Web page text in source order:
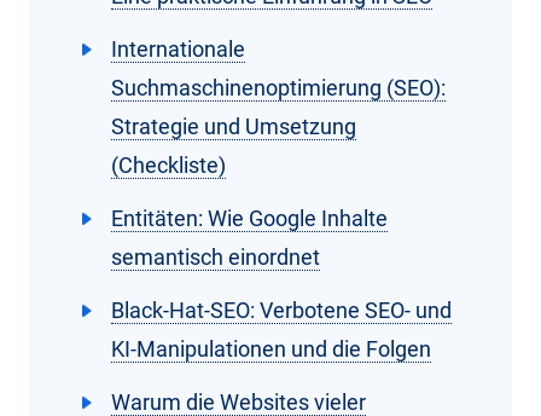
Internationale
Suchmaschinenoptimierung (SEO):
Strategie und Umsetzung
(Checkliste)
Entitäten: Wie Google Inhalte
semantisch einordnet
Black-Hat-SEO: Verbotene SEO- und
KI-Manipulationen und die Folgen
Warum die Websites vieler